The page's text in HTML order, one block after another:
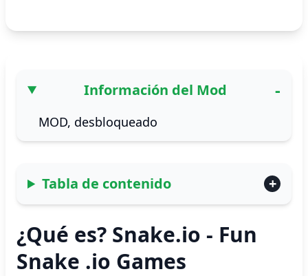
Información del Mod
MOD, desbloqueado
Tabla de contenido
¿Qué es? Snake.io - Fun
Snake .io Games